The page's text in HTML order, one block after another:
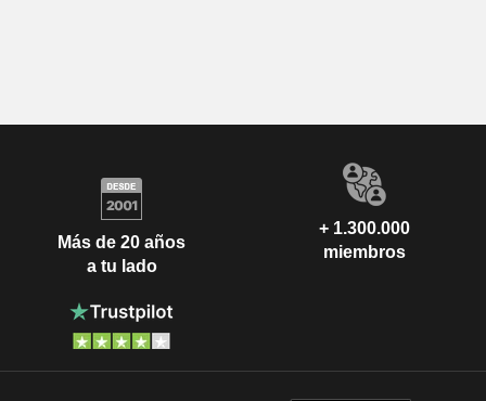
Más de 20 años
a tu lado
+ 1.300.000
miembros